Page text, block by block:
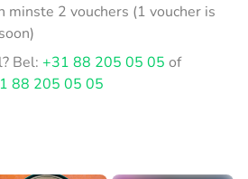
minste 2 vouchers (1 voucher is
Bel: +31 88 205 05 05 of
88 205 05 05